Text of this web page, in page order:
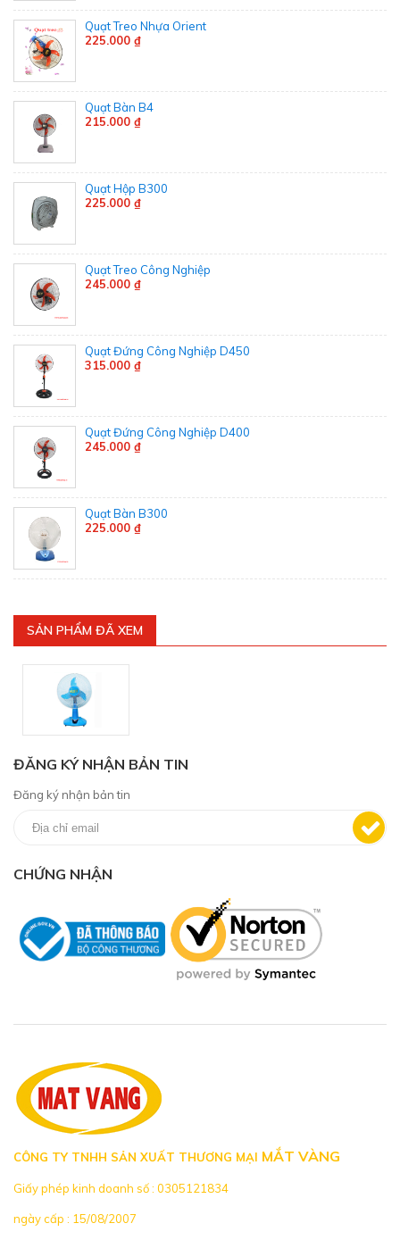
Quạt Treo Nhựa Orient
225.000 ₫
Quạt Bàn B4
215.000 ₫
Quạt Hộp B300
225.000 ₫
Quạt Treo Công Nghiệp
245.000 ₫
Quạt Đứng Công Nghiệp D450
315.000 ₫
Quạt Đứng Công Nghiệp D400
245.000 ₫
Quạt Bàn B300
225.000 ₫
SẢN PHẨM ĐÃ XEM
ĐĂNG KÝ NHẬN BẢN TIN
Đăng ký nhận bản tin
CHỨNG NHẬN
CÔNG TY TNHH SẢN XUẤT THƯƠNG MẠI MẮT VÀNG
Giấy phép kinh doanh số : 0305121834
ngày cấp : 15/08/2007